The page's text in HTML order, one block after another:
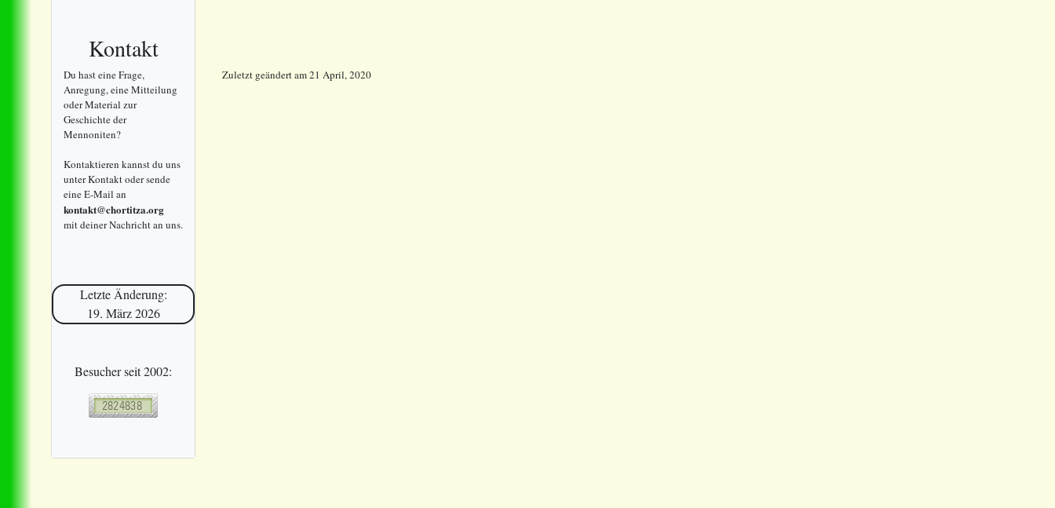
Kontakt
Du hast eine Frage,
Anregung, eine Mitteilung
oder Material zur
Geschichte der
Mennoniten?
Kontaktieren kannst du uns
unter Kontakt oder sende
eine E-Mail an
kontakt@chortitza.org
mit deiner Nachricht an uns.
Letzte Änderung:
19. März 2026
Besucher seit 2002:
Zuletzt geändertam21 April, 2020